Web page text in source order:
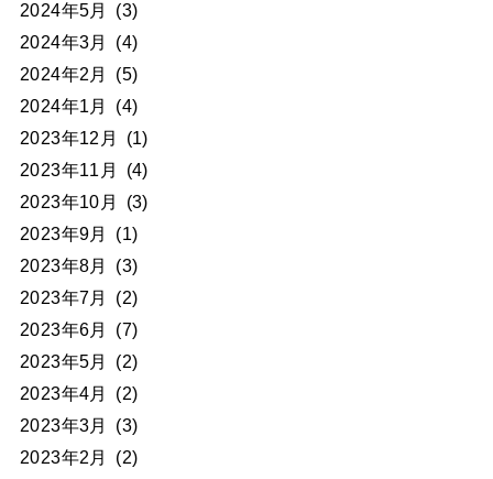
2024年5月
(3)
2024年3月
(4)
2024年2月
(5)
2024年1月
(4)
2023年12月
(1)
2023年11月
(4)
2023年10月
(3)
2023年9月
(1)
2023年8月
(3)
2023年7月
(2)
2023年6月
(7)
2023年5月
(2)
2023年4月
(2)
2023年3月
(3)
2023年2月
(2)